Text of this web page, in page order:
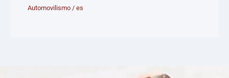
Automovilismo /es